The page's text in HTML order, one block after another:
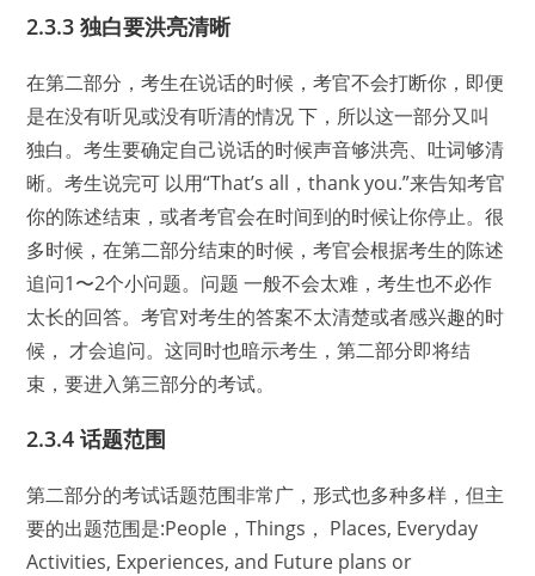
2.3.3 独白要洪亮清晰
在第二部分，考生在说话的时候，考官不会打断你，即便
是在没有听见或没有听清的情况 下，所以这一部分又叫
独白。考生要确定自己说话的时候声音够洪亮、吐词够清
晰。考生说完可 以用“That’s all，thank you.”来告知考官
你的陈述结束，或者考官会在时间到的时候让你停止。很
多时候，在第二部分结束的时候，考官会根据考生的陈述
追问1〜2个小问题。问题 一般不会太难，考生也不必作
太长的回答。考官对考生的答案不太清楚或者感兴趣的时
候， 才会追问。这同时也暗示考生，第二部分即将结
束，要进入第三部分的考试。
2.3.4 话题范围
第二部分的考试话题范围非常广，形式也多种多样，但主
要的出题范围是:People，Things， Places, Everyday
Activities, Experiences, and Future plans or